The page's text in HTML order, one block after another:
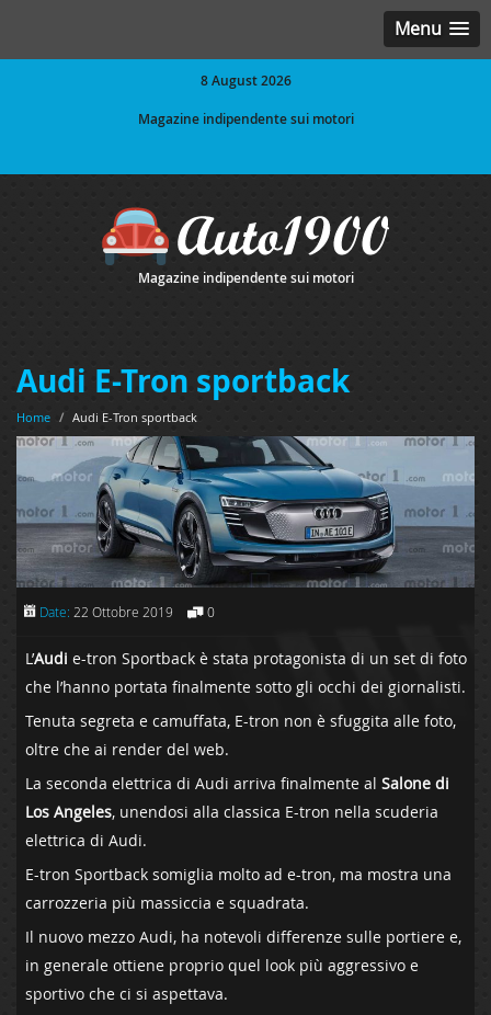
Menu
8 August 2026
Magazine indipendente sui motori
Magazine indipendente sui motori
Audi E-Tron sportback
Home / Audi E-Tron sportback
Date: 22 Ottobre 2019 0
L’Audi e-tron Sportback è stata protagonista di un set di foto
che l’hanno portata finalmente sotto gli occhi dei giornalisti.
Tenuta segreta e camuffata, E-tron non è sfuggita alle foto,
oltre che ai render del web.
La seconda elettrica di Audi arriva finalmente al Salone di
Los Angeles, unendosi alla classica E-tron nella scuderia
elettrica di Audi.
E-tron Sportback somiglia molto ad e-tron, ma mostra una
carrozzeria più massiccia e squadrata.
Il nuovo mezzo Audi, ha notevoli differenze sulle portiere e,
in generale ottiene proprio quel look più aggressivo e
sportivo che ci si aspettava.